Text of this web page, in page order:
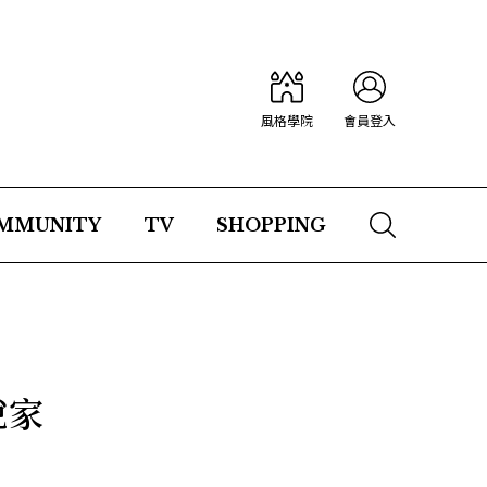
風格學院 會員登入
TV SHOPPING